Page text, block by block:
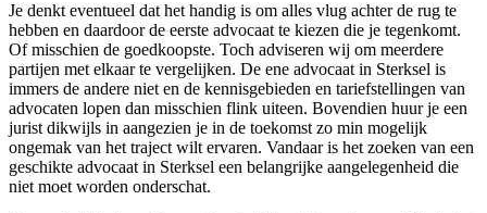
Je denkt eventueel dat het handig is om alles vlug achter de rug te
hebben en daardoor de eerste advocaat te kiezen die je tegenkomt.
Of misschien de goedkoopste. Toch adviseren wij om meerdere
partijen met elkaar te vergelijken. De ene advocaat in Sterksel is
immers de andere niet en de kennisgebieden en tariefstellingen van
advocaten lopen dan misschien flink uiteen. Bovendien huur je een
jurist dikwijls in aangezien je in de toekomst zo min mogelijk
ongemak van het traject wilt ervaren. Vandaar is het zoeken van een
geschikte advocaat in Sterksel een belangrijke aangelegenheid die
niet moet worden onderschat.